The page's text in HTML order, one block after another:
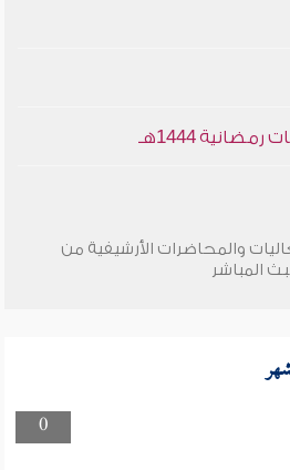
1444هـ
والمحاضرات الأرشيفية من
المباشر
0